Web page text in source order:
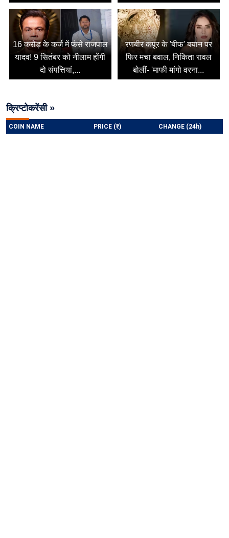
16 करोड़ के कर्ज में फंसे राजपाल
यादव! 9 सितंबर को नीलाम होंगी
दो संपत्तियां,...
रणबीर कपूर के 'बीफ' बयान पर
फिर मचा बवाल, निकिता रावल
बोलीं- 'माफी मांगो वरना...
क्रिप्टोकरेंसी »